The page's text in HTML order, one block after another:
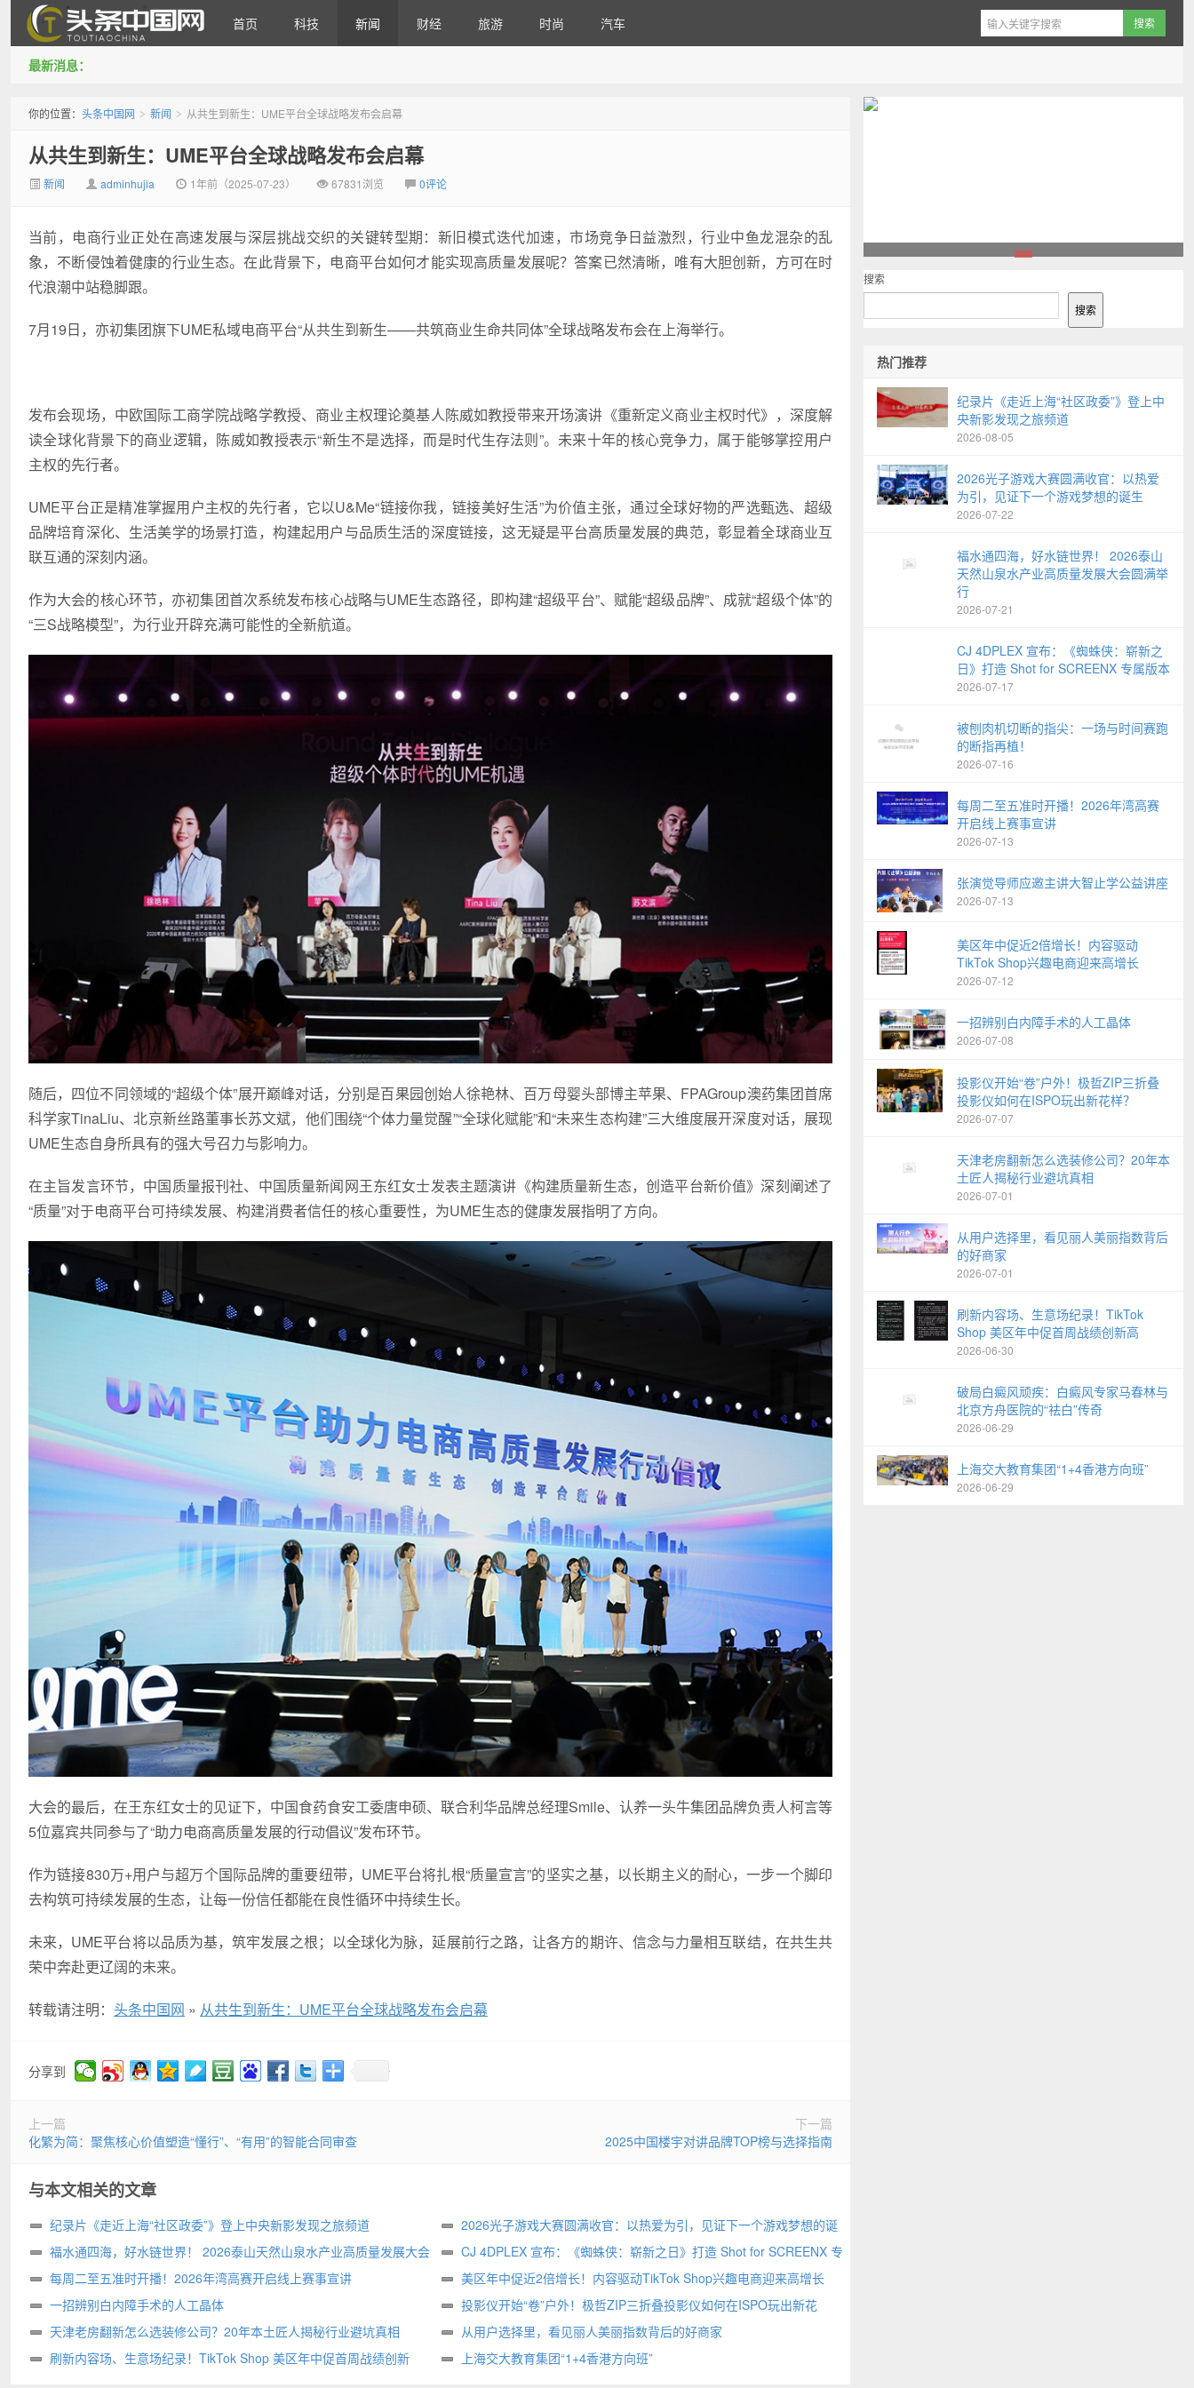
首页 科技 新闻 财经 旅游 时尚 汽车
最新消息：
你的位置： 头条中国网 > 新闻 > 从共生到新生：UME平台全球战略发布会启幕
从共生到新生：UME平台全球战略发布会启幕
新闻 adminhujia 1年前（2025-07-23） 67831浏览 0评论
当前，电商行业正处在高速发展与深层挑战交织的关键转型期：新旧模式迭代加速，市场竞争日益激烈，行业中鱼龙混杂的乱
象，不断侵蚀着健康的行业生态。在此背景下，电商平台如何才能实现高质量发展呢？答案已然清晰，唯有大胆创新，方可在时
代浪潮中站稳脚跟。
7月19日，亦初集团旗下UME私域电商平台“从共生到新生——共筑商业生命共同体”全球战略发布会在上海举行。
发布会现场，中欧国际工商学院战略学教授、商业主权理论奠基人陈威如教授带来开场演讲《重新定义商业主权时代》，深度解
读全球化背景下的商业逻辑，陈威如教授表示“新生不是选择，而是时代生存法则”。未来十年的核心竞争力，属于能够掌控用户
主权的先行者。
UME平台正是精准掌握用户主权的先行者，它以U&Me“链接你我，链接美好生活”为价值主张，通过全球好物的严选甄选、超级
品牌培育深化、生活美学的场景打造，构建起用户与品质生活的深度链接，这无疑是平台高质量发展的典范，彰显着全球商业互
联互通的深刻内涵。
作为大会的核心环节，亦初集团首次系统发布核心战略与UME生态路径，即构建“超级平台”、赋能“超级品牌”、成就“超级个体”的
“三S战略模型”，为行业开辟充满可能性的全新航道。
随后，四位不同领域的“超级个体”展开巅峰对话，分别是百果园创始人徐艳林、百万母婴头部博主苹果、FPAGroup澳药集团首席
科学家TinaLiu、北京新丝路董事长苏文斌，他们围绕“个体力量觉醒”“全球化赋能”和“未来生态构建”三大维度展开深度对话，展现
UME生态自身所具有的强大号召力与影响力。
在主旨发言环节，中国质量报刊社、中国质量新闻网王东红女士发表主题演讲《构建质量新生态，创造平台新价值》深刻阐述了
“质量”对于电商平台可持续发展、构建消费者信任的核心重要性，为UME生态的健康发展指明了方向。
大会的最后，在王东红女士的见证下，中国食药食安工委唐申硕、联合利华品牌总经理Smile、认养一头牛集团品牌负责人柯言等
5位嘉宾共同参与了“助力电商高质量发展的行动倡议”发布环节。
作为链接830万+用户与超万个国际品牌的重要纽带，UME平台将扎根“质量宣言”的坚实之基，以长期主义的耐心，一步一个脚印
去构筑可持续发展的生态，让每一份信任都能在良性循环中持续生长。
未来，UME平台将以品质为基，筑牢发展之根；以全球化为脉，延展前行之路，让各方的期许、信念与力量相互联结，在共生共
荣中奔赴更辽阔的未来。
转载请注明： 头条中国网 » 从共生到新生：UME平台全球战略发布会启幕
分享到
上一篇
化繁为简：聚焦核心价值塑造“懂行”、“有用”的智能合同审查
下一篇
2025中国楼宇对讲品牌TOP榜与选择指南
与本文相关的文章
纪录片《走近上海“社区政委”》登上中央新影发现之旅频道
2026光子游戏大赛圆满收官：以热爱为引，见证下一个游戏梦想的诞
生
福水通四海，好水链世界！ 2026泰山天然山泉水产业高质量发展大会
圆满举行
CJ 4DPLEX 宣布：《蜘蛛侠：崭新之日》打造 Shot for SCREENX 专
属版本
每周二至五准时开播！2026年湾高赛开启线上赛事宣讲
美区年中促近2倍增长！内容驱动TikTok Shop兴趣电商迎来高增长
一招辨别白内障手术的人工晶体
投影仪开始“卷”户外！极哲ZIP三折叠投影仪如何在ISPO玩出新花
样？
天津老房翻新怎么选装修公司？20年本土匠人揭秘行业避坑真相
从用户选择里，看见丽人美丽指数背后的好商家
刷新内容场、生意场纪录！TikTok Shop 美区年中促首周战绩创新
上海交大教育集团“1+4香港方向班”
搜索
搜索
热门推荐
纪录片《走近上海“社区政委”》登上中
央新影发现之旅频道
2026-08-05
2026光子游戏大赛圆满收官：以热爱
为引，见证下一个游戏梦想的诞生
2026-07-22
福水通四海，好水链世界！ 2026泰山
天然山泉水产业高质量发展大会圆满举
行
2026-07-21
CJ 4DPLEX 宣布：《蜘蛛侠：崭新之
日》打造 Shot for SCREENX 专属版本
2026-07-17
被刨肉机切断的指尖：一场与时间赛跑
的断指再植！
2026-07-16
每周二至五准时开播！2026年湾高赛
开启线上赛事宣讲
2026-07-13
张演觉导师应邀主讲大智止学公益讲座
2026-07-13
美区年中促近2倍增长！内容驱动
TikTok Shop兴趣电商迎来高增长
2026-07-12
一招辨别白内障手术的人工晶体
2026-07-08
投影仪开始“卷”户外！极哲ZIP三折叠
投影仪如何在ISPO玩出新花样？
2026-07-07
天津老房翻新怎么选装修公司？20年本
土匠人揭秘行业避坑真相
2026-07-01
从用户选择里，看见丽人美丽指数背后
的好商家
2026-07-01
刷新内容场、生意场纪录！TikTok
Shop 美区年中促首周战绩创新高
2026-06-30
破局白癜风顽疾：白癜风专家马春林与
北京方舟医院的“祛白”传奇
2026-06-29
上海交大教育集团“1+4香港方向班”
2026-06-29